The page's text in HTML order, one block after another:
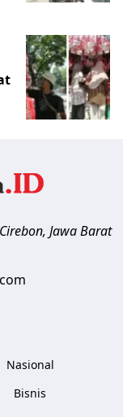
, Jawa Barat
Nasional
Bisnis